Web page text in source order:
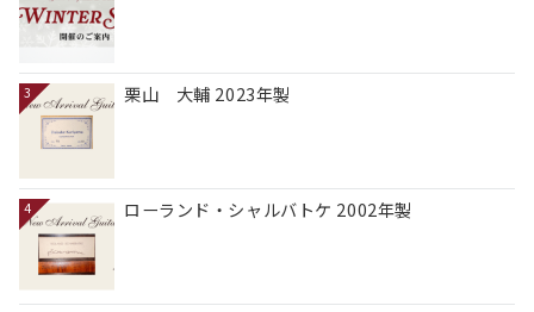
3 栗山 大輔 2023年製
4 ローランド・シャルバトケ 2002年製